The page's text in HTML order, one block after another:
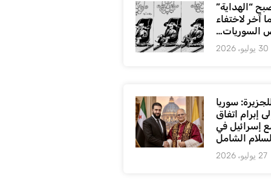
“الهداية”
آخر لاختفاء
السوريات…
30 يوليو، 2026
سوريا
إبرام اتفاق
إسرائيل في
الشامل
27 يوليو، 2026